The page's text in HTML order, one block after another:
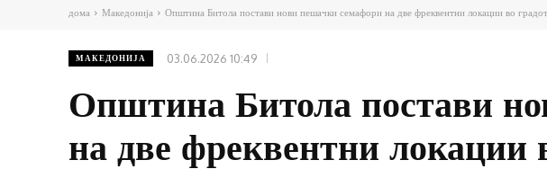
дома Македонија Општина Битола постави нови пешачки семафори на две фреквентни локации во градот
МАКЕДОНИЈА 03.06.2026 10:49
Општина Битола постави
на две фреквентни локации